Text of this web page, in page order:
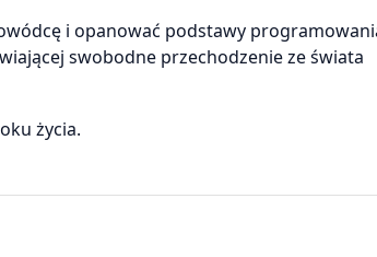
i opanować podstawy
swobodne przechodzenie ze świata
życia.